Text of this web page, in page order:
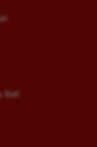
Ball